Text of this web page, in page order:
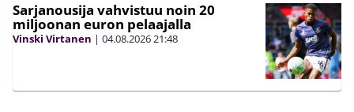
Sarjanousija vahvistuu noin 20
miljoonan euron pelaajalla
Vinski Virtanen | 04.08.202621:48